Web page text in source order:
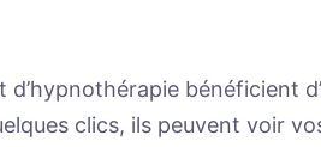
bénéficient
clics, ils peuvent voir